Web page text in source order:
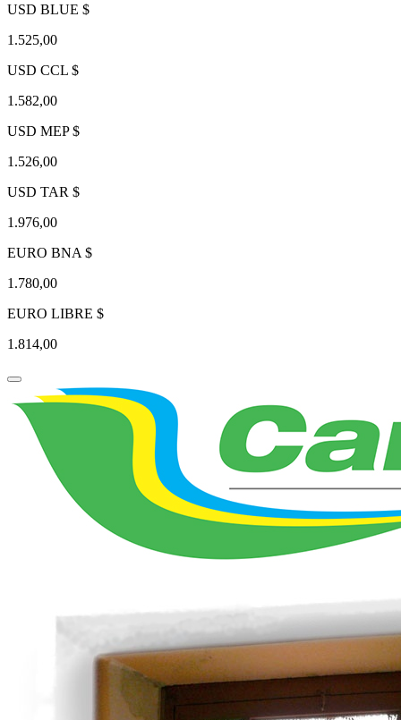
USD BLUE $
1.525,00
USD CCL $
1.582,00
USD MEP $
1.526,00
USD TAR $
1.976,00
EURO BNA $
1.780,00
EURO LIBRE $
1.814,00